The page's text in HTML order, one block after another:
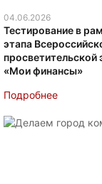
04.06.2026
Тестирование в
этапа
просветительской
«Мои финансы»
Подробнее